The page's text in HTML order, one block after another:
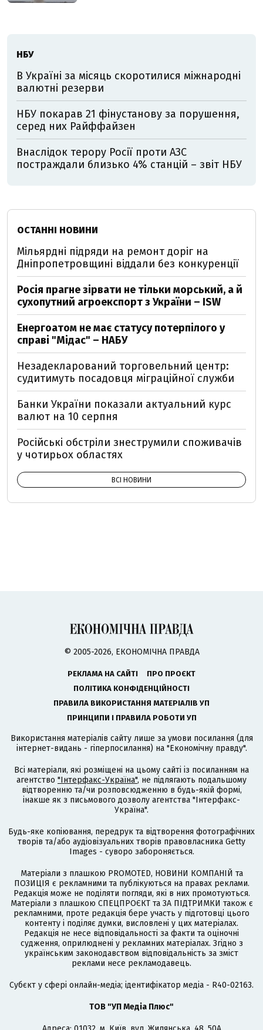
НБУ
В Україні за місяць скоротилися міжнародні
валютні резерви
НБУ покарав 21 фінустанову за порушення,
серед них Райффайзен
Внаслідок терору Росії проти АЗС
постраждали близько 4% станцій – звіт НБУ
ОСТАННІ НОВИНИ
Мільярдні підряди на ремонт доріг на
Дніпропетровщині віддали без конкуренції
Росія прагне зірвати не тільки морський, а й
сухопутний агроекспорт з України – ISW
Енергоатом не має статусу потерпілого у
справі "Мідас" – НАБУ
Незадекларований торговельний центр:
судитимуть посадовця міграційної служби
Банки України показали актуальний курс
валют на 10 серпня
Російські обстріли знеструмили споживачів
у чотирьох областях
ВСІ НОВИНИ
© 2005-2026, ЕКОНОМІЧНА ПРАВДА
РЕКЛАМА НА САЙТІ
ПРО ПРОЄКТ
ПОЛІТИКА КОНФІДЕНЦІЙНОСТІ
ПРАВИЛА ВИКОРИСТАННЯ МАТЕРІАЛІВ УП
ПРИНЦИПИ І ПРАВИЛА РОБОТИ УП
Використання матеріалів сайту лише за умови посилання (для
інтернет-видань - гіперпосилання) на "Економічну правду".
Всі матеріали, які розміщені на цьому сайті із посиланням на
агентство "Інтерфакс-Україна", не підлягають подальшому
відтворенню та/чи розповсюдженню в будь-якій формі,
інакше як з письмового дозволу агентства "Інтерфакс-
Україна".
Будь-яке копіювання, передрук та відтворення фотографічних
творів та/або аудіовізуальних творів правовласника Getty
Images - суворо забороняється.
Матеріали з плашкою PROMOTED, НОВИНИ КОМПАНІЙ та
ПОЗИЦІЯ є рекламними та публікуються на правах реклами.
Редакція може не поділяти погляди, які в них промотуються.
Матеріали з плашкою СПЕЦПРОЄКТ та ЗА ПІДТРИМКИ також є
рекламними, проте редакція бере участь у підготовці цього
контенту і поділяє думки, висловлені у цих матеріалах.
Редакція не несе відповідальності за факти та оціночні
судження, оприлюднені у рекламних матеріалах. Згідно з
українським законодавством відповідальність за зміст
реклами несе рекламодавець.
Cубєкт у сфері онлайн-медіа; ідентифікатор медіа - R40-02163.
ТОВ "УП Медіа Плюс"